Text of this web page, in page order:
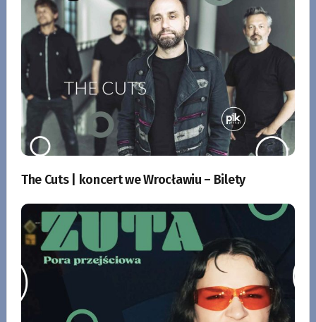
The Cuts | koncert we Wrocławiu – Bilety